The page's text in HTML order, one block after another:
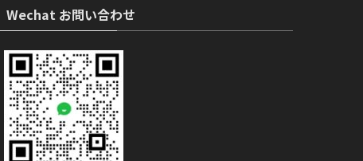
Wechat お問い合わせ